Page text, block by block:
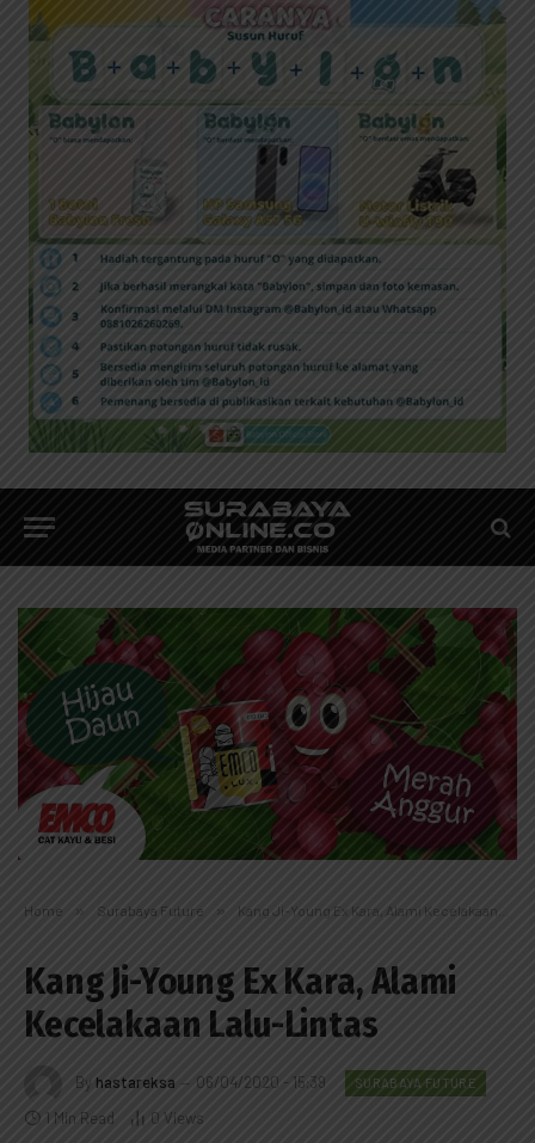
Home » Surabaya Future » Kang Ji-Young Ex Kara, Alami Kecelakaan Lalu-Lintas
Kang Ji-Young Ex Kara, Alami
Kecelakaan Lalu-Lintas
By hastareksa 06/04/2020 - 15:39 SURABAYA FUTURE
1 Min Read 0 Views